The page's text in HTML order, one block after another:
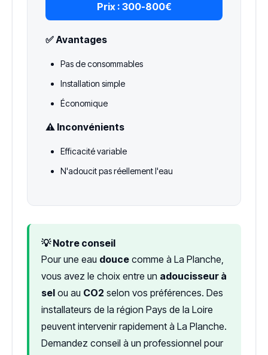
Prix : 300-800€
✅ Avantages
Pas de consommables
Installation simple
Économique
⚠️ Inconvénients
Efficacité variable
N'adoucit pas réellement l'eau
💡 Notre conseil
Pour une eau douce comme à La Planche,
vous avez le choix entre un adoucisseur à
sel ou au CO2 selon vos préférences. Des
installateurs de la région Pays de la Loire
peuvent intervenir rapidement à La Planche.
Demandez conseil à un professionnel pour